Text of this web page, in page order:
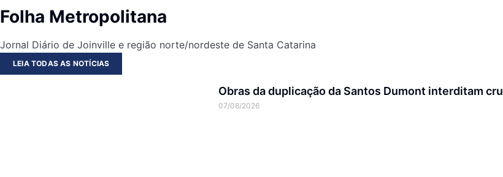
Folha Metropolitana
Jornal Diário de Joinville e região norte/nordeste de Santa Catarina
LEIA TODAS AS NOTÍCIAS
Obras da duplicação da Santos Dumont interditam
07/08/2026